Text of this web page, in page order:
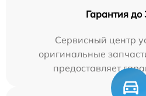
Гарантия до
Сервисный центр
оригинальные
предоставляет